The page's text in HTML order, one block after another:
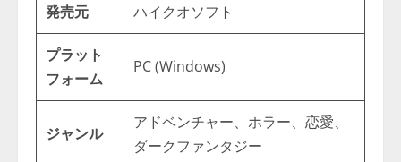
発売元 ハイクオソフト
プラット
フォーム
PC (Windows)
ジャンル
アドベンチャー、ホラー、恋愛、
ダークファンタジー